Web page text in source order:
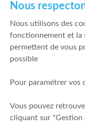
Politique de meilleure
Politique de durabilité
Fonds de garantie des
Mentions légales
Prévention de la fraude
Nous
Nous utilisons des
fonctionnement et la
permettent de vous
possible
Pour paramétrer vos
Vous pouvez
cliquant sur "Gestion